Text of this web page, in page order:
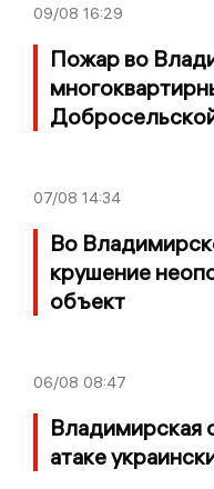
09/08 16:29
Пожар во
07/08 14:34
Во
крушение
объект
06/08 08:47
Владимирская
атаке